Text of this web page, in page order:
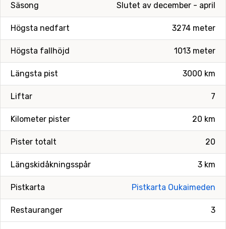
Slutet av december - april
Säsong
3274 meter
Högsta nedfart
1013 meter
Högsta fallhöjd
3000 km
Längsta pist
7
Liftar
20 km
Kilometer pister
20
Pister totalt
3 km
Längskidåkningsspår
Pistkarta Oukaimeden
Pistkarta
3
Restauranger